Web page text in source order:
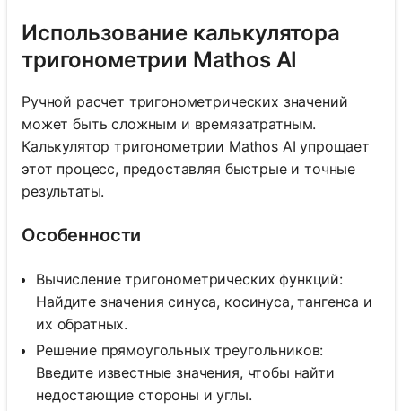
Использование калькулятора
тригонометрии Mathos AI
Ручной расчет тригонометрических значений
может быть сложным и времязатратным.
Калькулятор тригонометрии Mathos AI упрощает
этот процесс, предоставляя быстрые и точные
результаты.
Особенности
Вычисление тригонометрических функций:
Найдите значения синуса, косинуса, тангенса и
их обратных.
Решение прямоугольных треугольников:
Введите известные значения, чтобы найти
недостающие стороны и углы.